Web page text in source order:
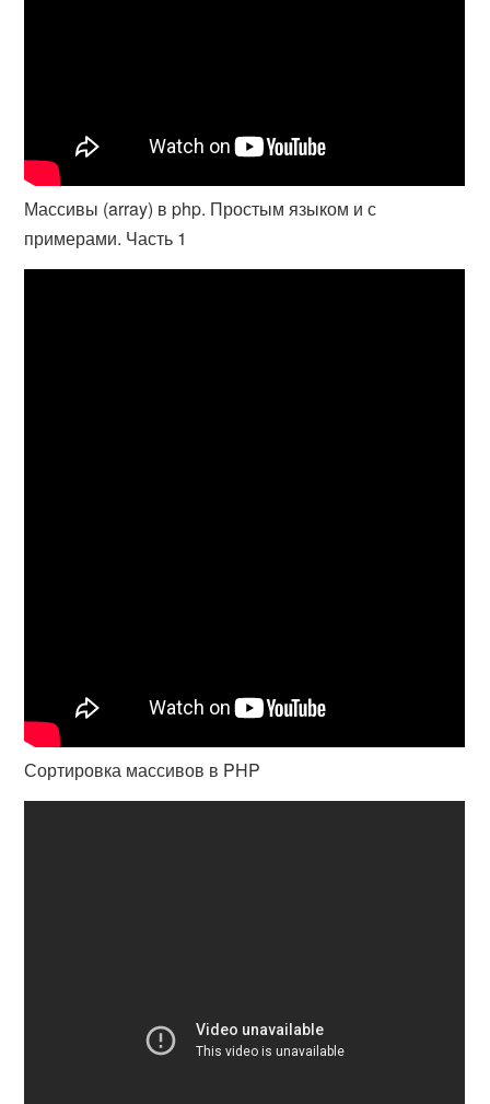
Массивы (array) в php. Простым языком и с
примерами. Часть 1
Сортировка массивов в PHP